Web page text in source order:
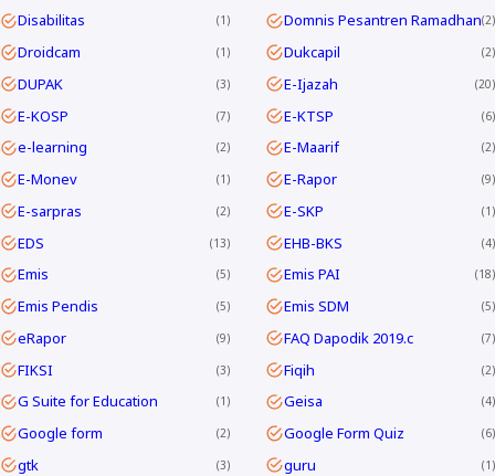
Disabilitas 1 Domnis Pesantren Ramadhan 2
Droidcam 1 Dukcapil 2
DUPAK 3 E-Ijazah 20
E-KOSP 7 E-KTSP 6
e-learning 2 E-Maarif 2
E-Monev 1 E-Rapor 9
E-sarpras 2 E-SKP 1
EDS 13 EHB-BKS 4
Emis 5 Emis PAI 18
Emis Pendis 5 Emis SDM 5
eRapor 9 FAQ Dapodik 2019.c 7
FIKSI 3 Fiqih 2
G Suite for Education 1 Geisa 4
Google form 2 Google Form Quiz 6
gtk 3 guru 1